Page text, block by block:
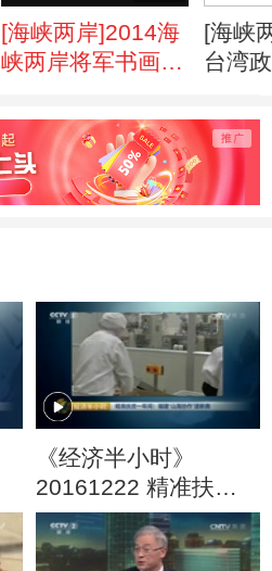
[海峡两岸]2014海
峡两岸将军书画展
[海峡
台湾
会”在
《经济半小时》
20161222 精准扶贫
一年间：福建“山海协
作”谱新曲